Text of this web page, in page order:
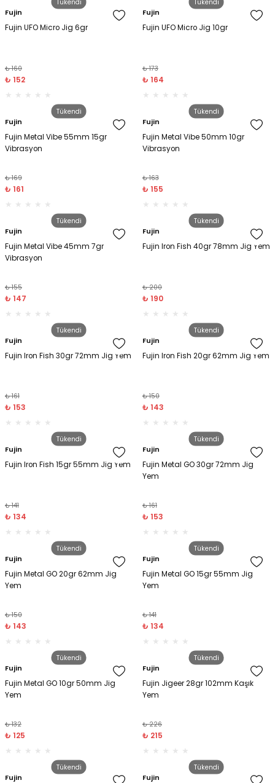
Tükendi
Fujin
Fujin UFO Micro Jig 6gr
₺ 160
₺ 152
Tükendi
Fujin
Fujin UFO Micro Jig 10gr
₺ 173
₺ 164
Tükendi
Fujin
Fujin Metal Vibe 55mm 15gr
Vibrasyon
₺ 169
₺ 161
Tükendi
Fujin
Fujin Metal Vibe 50mm 10gr
Vibrasyon
₺ 163
₺ 155
Tükendi
Fujin
Fujin Metal Vibe 45mm 7gr
Vibrasyon
₺ 155
₺ 147
Tükendi
Fujin
Fujin Iron Fish 40gr 78mm Jig Yem
₺ 200
₺ 190
Tükendi
Fujin
Fujin Iron Fish 30gr 72mm Jig Yem
₺ 161
₺ 153
Tükendi
Fujin
Fujin Iron Fish 20gr 62mm Jig Yem
₺ 150
₺ 143
Tükendi
Fujin
Fujin Iron Fish 15gr 55mm Jig Yem
₺ 141
₺ 134
Tükendi
Fujin
Fujin Metal GO 30gr 72mm Jig
Yem
₺ 161
₺ 153
Tükendi
Fujin
Fujin Metal GO 20gr 62mm Jig
Yem
₺ 150
₺ 143
Tükendi
Fujin
Fujin Metal GO 15gr 55mm Jig
Yem
₺ 141
₺ 134
Tükendi
Fujin
Fujin Metal GO 10gr 50mm Jig
Yem
₺ 132
₺ 125
Tükendi
Fujin
Fujin Jigeer 28gr 102mm Kaşık
Yem
₺ 226
₺ 215
Tükendi
Fujin
Tükendi
Fujin